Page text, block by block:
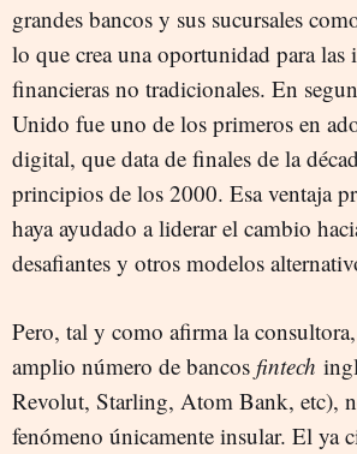
grandes bancos y sus sucursales
lo que crea una oportunidad para las
financieras no tradicionales. En
Unido fue uno de los primeros en
digital, que data de finales de la
principios de los 2000. Esa ventaja
haya ayudado a liderar el cambio
desafiantes y otros modelos
Pero, tal y como afirma la
amplio número de bancos fintech
Revolut, Starling, Atom Bank, etc),
fenómeno únicamente insular. El ya